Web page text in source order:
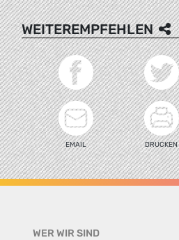
WEITEREMPFEHLEN
EMAIL DRUCKEN
WER WIR SIND